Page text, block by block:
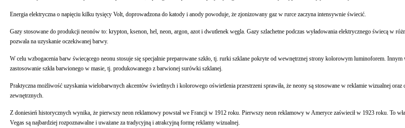
Energia elektryczna o napięciu kilku tysięcy Volt, doprowadzona do katody i anody powoduje, że zjonizowany gaz w rurce zaczyna intensywnie świecić.
Gazy stosowane do produkcji neonów to: krypton, ksenon, hel, neon, argon, azot i dwutlenek węgla. Gazy szlachetne podczas wyładowania elektrycznego świecą w
pozwala na uzyskanie oczekiwanej barwy.
W celu wzbogacenia barw świecącego neonu stosuje się specjalnie preparowane szkło, tj. rurki szklane pokryte od wewnętrznej strony kolorowym luminoforem. Innym
zastosowanie szkła barwionego w masie, tj. produkowanego z barwionej surówki szklanej.
Praktyczna możliwość uzyskania wielobarwnych akcentów świetlnych i kolorowego oświetlenia przestrzeni sprawiła, że neony są stosowane w reklamie wizualnej
zewnętrznych.
Z doniesień historycznych wynika, że pierwszy neon reklamowy powstał we Francji w 1912 roku. Pierwszy neon reklamowy w Ameryce zaświecił w 1923 roku. To
Vegas są najbardziej rozpoznawalne i uważane za tradycyjną i atrakcyjną formę reklamy wizualnej.